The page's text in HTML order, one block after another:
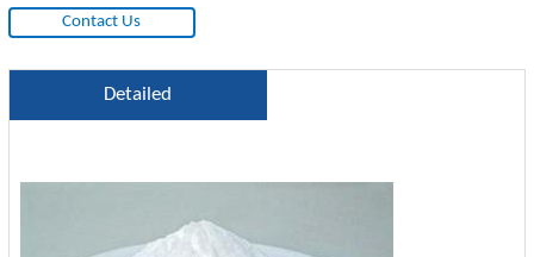
Contact Us
Detailed